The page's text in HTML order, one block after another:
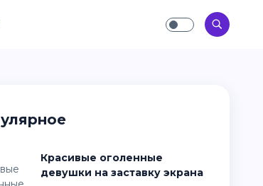
Красивые оголенные
девушки на заставку экрана